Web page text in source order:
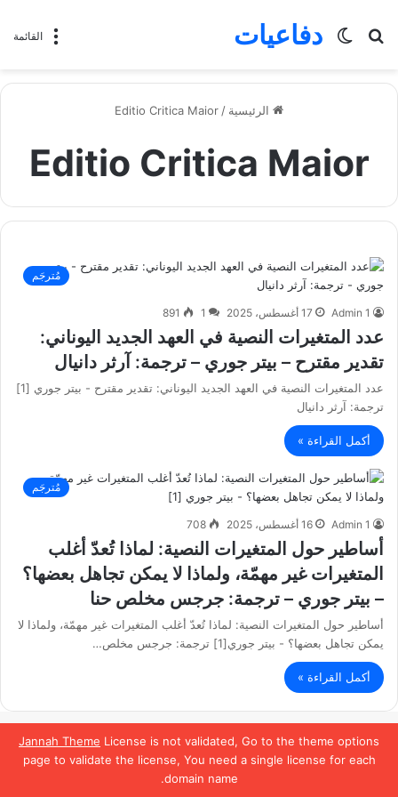
Jannah Theme License is not validated, Go to the theme options
page to validate the license, You need a single license for each
domain name.
القائمة دفاعيات
بحث
الوضع
الرئيسية /
Editio Critica Maior
Editio Critica Maior
مُترجَم
Admin 1 17 أغسطس، 2025 1
891
عدد المتغيرات النصية في العهد الجديد اليوناني:
تقدير مقترح – بيتر جوري – ترجمة: آرثر دانيال
عدد المتغيرات النصية في العهد الجديد اليوناني: تقدير مقترح - بيتر جوري [1]
ترجمة: آرثر دانيال
أكمل القراءة »
مُترجَم
Admin 1 16 أغسطس، 2025 708
أساطير حول المتغيرات النصية: لماذا تُعدّ أغلب
المتغيرات غير مهمّة، ولماذا لا يمكن تجاهل بعضها؟
– بيتر جوري – ترجمة: جرجس مخلص حنا
أساطير حول المتغيرات النصية: لماذا تُعدّ أغلب المتغيرات غير مهمّة، ولماذا لا
يمكن تجاهل بعضها؟ - بيتر جوري[1] ترجمة: جرجس مخلص…
أكمل القراءة »